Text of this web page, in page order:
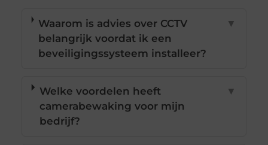
Waarom is advies over CCTV
belangrijk voordat ik een
beveiligingssysteem installeer?
▼
Welke voordelen heeft
camerabewaking voor mijn
bedrijf?
▼